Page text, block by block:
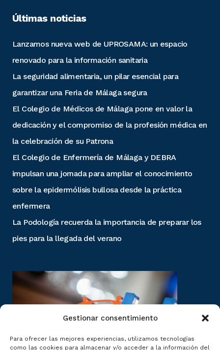
Gestionar consentimiento
Para ofrecer las mejores experiencias, utilizamos tecnologías
como las cookies para almacenar y/o acceder a la información del
Últimas noticias
Lanzamos nueva web de UPROSAMA: un espacio
renovado para la información sanitaria
La seguridad alimentaria, un pilar esencial para
garantizar una Feria de Málaga segura
El Colegio de Médicos de Málaga pone en valor la
dedicación y el compromiso de la profesión médica en
la celebración de su Patrona
El Colegio de Enfermería de Málaga y DEBRA
impulsan una jornada para ampliar el conocimiento
sobre la epidermólisis bullosa desde la práctica
enfermera
La Podología recuerda la importancia de preparar los
pies para la llegada del verano